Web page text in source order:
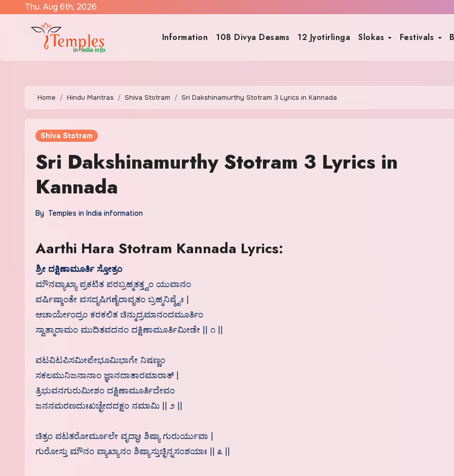
Thu. Aug 6th, 2026
Information 108 Divya Desams 12 Jyotirlinga Slokas Festivals
Home Hindu Mantras Shiva Stotram Sri Dakshinamurthy Stotram 3 Lyrics in Kannada
Shiva Stotram
Sri Dakshinamurthy Stotram 3 Lyrics in
Kannada
By Temples in India information
Aarthi Hara Stotram Kannada Lyrics:
ಶ್ರೀ ದಕ್ಷಿಣಾಮೂರ್ತಿ ಸ್ತೋತ್ರಂ
ಮೌನವ್ಯಾಖ್ಯಾ ಪ್ರಕಟಿತ ಪರಬ್ರಹ್ಮತತ್ತ್ವಂ ಯುವಾನಂ
ವರ್ಷಿಷ್ಠಾಂತೇ ವಸದೃಷಿಗಣೈರಾವೃತಂ ಬ್ರಹ್ಮನಿಷ್ಠೈಃ |
ಆಚಾರ್ಯೇಂದ್ರಂ ಕರಕಲಿತ ಚಿನ್ಮುದ್ರಮಾನಂದಮೂರ್ತಿಂ
ಸ್ವಾತ್ಮಾರಾಮಂ ಮುದಿತವದನಂ ದಕ್ಷಿಣಾಮೂರ್ತಿಮೀಡೇ || ೧ ||
ವಟವಿಟಪಿಸಮೀಪೇಭೂಮಿಭಾಗೇ ನಿಷಣ್ಣಂ
ಸಕಲಮುನಿಜನಾನಾಂ ಜ್ಞಾನದಾತಾರಮಾರಾತ್ |
ತ್ರಿಭುವನಗುರುಮೀಶಂ ದಕ್ಷಿಣಾಮೂರ್ತಿದೇವಂ
ಜನನಮರಣದುಃಖಚ್ಛೇದದಕ್ಷಂ ನಮಾಮಿ || ೨ ||
ಚಿತ್ರಂ ವಟತರೋರ್ಮೂಲೇ ವೃದ್ಧಾಃ ಶಿಷ್ಯಾ ಗುರುರ್ಯುವಾ |
ಗುರೋಸ್ತು ಮೌನಂ ವ್ಯಾಖ್ಯಾನಂ ಶಿಷ್ಯಾಸ್ತುಚ್ಛಿನ್ನಸಂಶಯಾಃ || ೩ ||